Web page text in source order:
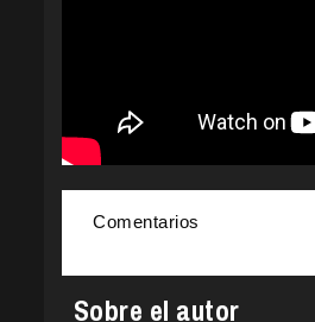
Comentarios
Sobre el autor